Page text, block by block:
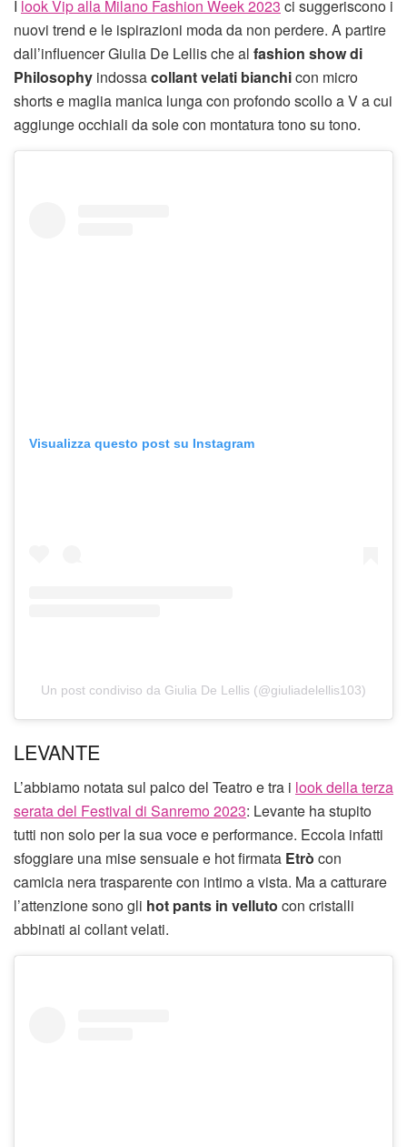
I look Vip alla Milano Fashion Week 2023 ci suggeriscono i
nuovi trend e le ispirazioni moda da non perdere. A partire
dall’influencer Giulia De Lellis che al fashion show di
Philosophy indossacollant velati bianchicon micro
shorts e maglia manica lunga con profondo scollo a V a cui
aggiunge occhiali da sole con montatura tono su tono.
Visualizza questo post su Instagram
Un post condiviso da Giulia De Lellis (@giuliadelellis103)
LEVANTE
L’abbiamo notata sul palco del Teatro e tra i look della terza
serata del Festival di Sanremo 2023: Levante ha stupito
tutti non solo per la sua voce e performance. Eccola infatti
sfoggiare una mise sensuale e hot firmata Etrò con
camicia nera trasparente con intimo a vista. Ma a catturare
l’attenzione sono gli hot pants in velluto con cristalli
abbinati ai collant velati.